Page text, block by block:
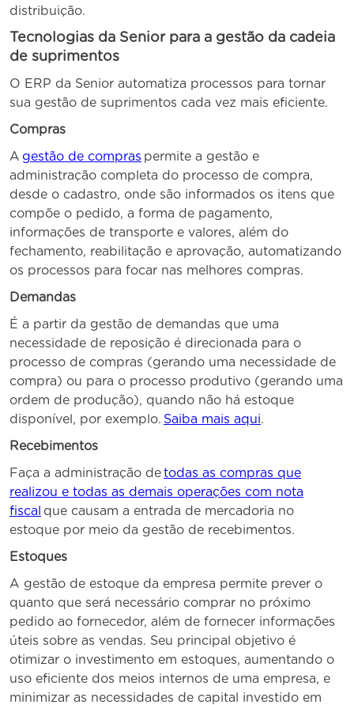
distribuição.
Tecnologias da Senior para a gestão da cadeia
de suprimentos
O ERP da Senior automatiza processos para tornar
sua gestão de suprimentos cada vez mais eficiente.
Compras
A gestão de compras permite a gestão e
administração completa do processo de compra,
desde o cadastro, onde são informados os itens que
compõe o pedido, a forma de pagamento,
informações de transporte e valores, além do
fechamento, reabilitação e aprovação, automatizando
os processos para focar nas melhores compras.
Demandas
É a partir da gestão de demandas que uma
necessidade de reposição é direcionada para o
processo de compras (gerando uma necessidade de
compra) ou para o processo produtivo (gerando uma
ordem de produção), quando não há estoque
disponível, por exemplo. Saiba mais aqui.
Recebimentos
Faça a administração detodas as compras que
realizou e todas as demais operações com nota
fiscal que causam a entrada de mercadoria no
estoque por meio da gestão de recebimentos.
Estoques
A gestão de estoque da empresa permite prever o
quanto que será necessário comprar no próximo
pedido ao fornecedor, além de fornecer informações
úteis sobre as vendas. Seu principal objetivo é
otimizar o investimento em estoques, aumentando o
uso eficiente dos meios internos de uma empresa, e
minimizar as necessidades de capital investido em